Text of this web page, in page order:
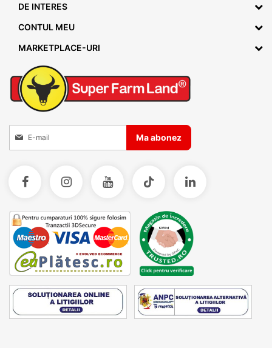
DE INTERES
CONTUL MEU
MARKETPLACE-URI
Inscrieti-va la Buletinele noastre informative
Ma abonez